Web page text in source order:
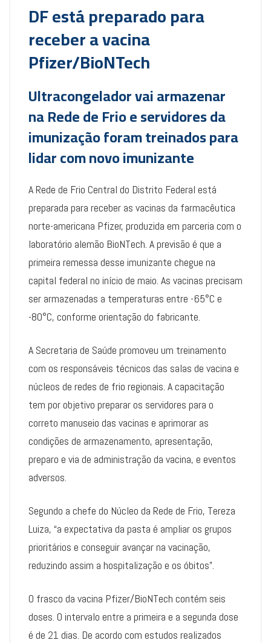
DF está preparado para
receber a vacina
Pfizer/BioNTech
Ultracongelador vai armazenar
na Rede de Frio e servidores da
imunização foram treinados para
lidar com novo imunizante
A Rede de Frio Central do Distrito Federal está
preparada para receber as vacinas da farmacêutica
norte-americana Pfizer, produzida em parceria com o
laboratório alemão BioNTech. A previsão é que a
primeira remessa desse imunizante chegue na
capital federal no início de maio. As vacinas precisam
ser armazenadas a temperaturas entre -65°C e
-80°C, conforme orientação do fabricante.
A Secretaria de Saúde promoveu um treinamento
com os responsáveis técnicos das salas de vacina e
núcleos de redes de frio regionais. A capacitação
tem por objetivo preparar os servidores para o
correto manuseio das vacinas e aprimorar as
condições de armazenamento, apresentação,
preparo e via de administração da vacina, e eventos
adversos.
Segundo a chefe do Núcleo da Rede de Frio, Tereza
Luiza, “a expectativa da pasta é ampliar os grupos
prioritários e conseguir avançar na vacinação,
reduzindo assim a hospitalização e os óbitos”.
O frasco da vacina Pfizer/BioNTech contém seis
doses. O intervalo entre a primeira e a segunda dose
é de 21 dias. De acordo com estudos realizados